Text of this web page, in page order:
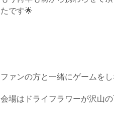
たです🌟
ファンの方と一緒にゲームを
会場はドライフラワーが沢山